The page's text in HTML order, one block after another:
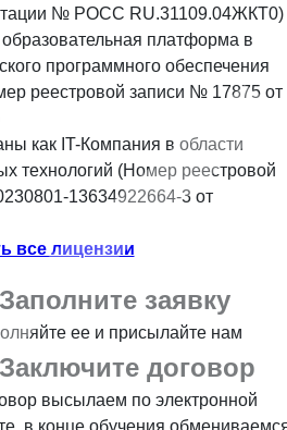
№ РОСС RU.31109.04ЖКТ0)
платформа в
программного обеспечения
реестровой записи № 17875 от
как IT-Компания в области
технологий (Номер реестровой
13634922664-3 от
все лицензии
заявку
ее и присылайте нам
договор
высылаем по электронной
в конце обучения